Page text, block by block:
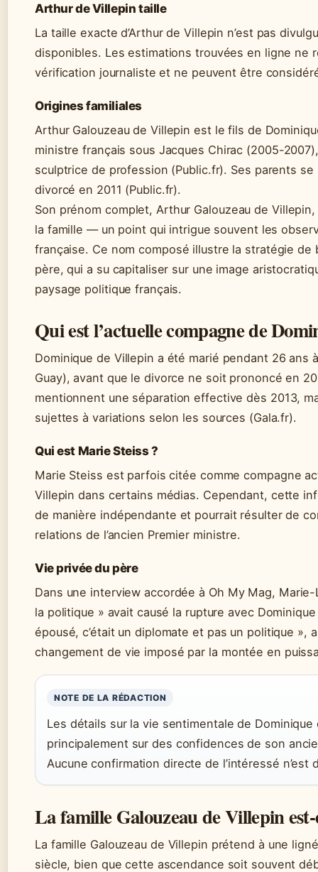
Arthur de Villepin taille
La taille exacte d’Arthur de Villepin n’est pas
disponibles. Les estimations trouvées en ligne ne
vérification journaliste et ne peuvent être
Origines familiales
Arthur Galouzeau de Villepin est le fils de
ministre français sous Jacques Chirac (2005-
sculptrice de profession (Public.fr). Ses parents
divorcé en 2011 (Public.fr).
Son prénom complet, Arthur Galouzeau de
la famille — un point qui intrigue souvent les
française. Ce nom composé illustre la stratégie de
père, qui a su capitaliser sur une image
paysage politique français.
Qui est l’actuelle compagne de
Dominique de Villepin a été marié pendant 26 ans
Guay), avant que le divorce ne soit prononcé en
mentionnent une séparation effective dès 2013,
sujettes à variations selon les sources (Gala.fr).
Qui est Marie Steiss ?
Marie Steiss est parfois citée comme compagne
Villepin dans certains médias. Cependant, cette
de manière indépendante et pourrait résulter de
relations de l’ancien Premier ministre.
Vie privée du père
Dans une interview accordée à Oh My Mag,
la politique » avait causé la rupture avec
épousé, c’était un diplomate et pas un politique »,
changement de vie imposé par la montée en
NOTE DE LA RÉDACTION
Les détails sur la vie sentimentale de
principalement sur des confidences de son
Aucune confirmation directe de l’intéressé n’est
La famille Galouzeau de Villepin est-
La famille Galouzeau de Villepin prétend à une
siècle, bien que cette ascendance soit souvent